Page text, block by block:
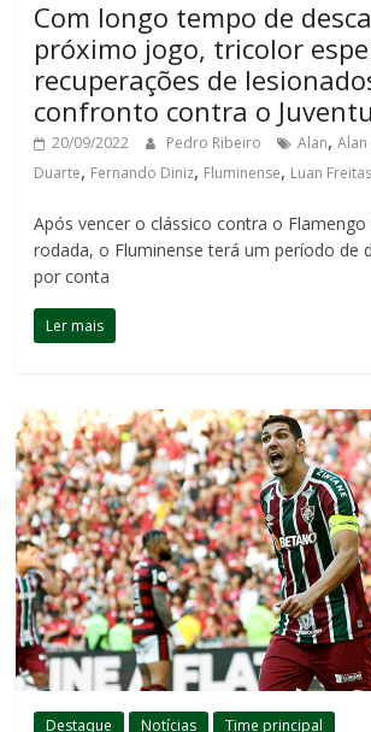
Com longo tempo de
próximo jogo, tricolor
recuperações de
confronto contra o
20/09/2022 Pedro Ribeiro Alan,
Duarte, Fernando Diniz, Fluminense, Luan Freitas
Após vencer o clássico contra o
rodada, o Fluminense terá um período de
por conta
Ler mais
Destaque Notícias Time principal